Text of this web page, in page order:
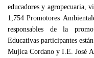
educadores y agropecuaria,
1,754 Promotores
responsables de la
Educativas participantes
Mujica Cordano y I.E. José